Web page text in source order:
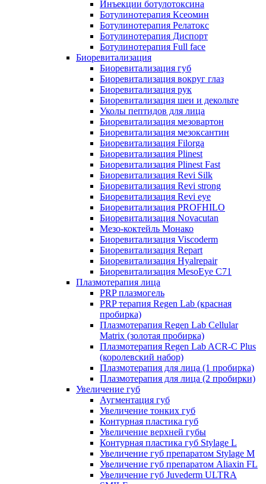
Инъекции ботулотоксина
Ботулинотерапия Ксеомин
Ботулинотерапия Релатокс
Ботулинотерапия Диспорт
Ботулинотерапия Full face
Биоревитализация
Биоревитализация губ
Биоревитализация вокруг глаз
Биоревитализация рук
Биоревитализация шеи и декольте
Уколы пептидов для лица
Биоревитализация мезовартон
Биоревитализация мезоксантин
Биоревитализация Filorga
Биоревитализация Plinest
Биоревитализация Plinest Fast
Биоревитализация Revi Silk
Биоревитализация Revi strong
Биоревитализация Revi eye
Биоревитализация PROFHILO
Биоревитализация Novacutan
Мезо-коктейль Монако
Биоревитализация Viscoderm
Биоревитализация Repart
Биоревитализация Hyalrepair
Биоревитализация MesoEye C71
Плазмотерапия лица
PRP плазмогель
PRP терапия Regen Lab (красная
пробирка)
Плазмотерапия Regen Lab Cellular
Matrix (золотая пробирка)
Плазмотерапия Regen Lab ACR-C Plus
(королевский набор)
Плазмотерапия для лица (1 пробирка)
Плазмотерапия для лица (2 пробирки)
Увеличение губ
Аугментация губ
Увеличение тонких губ
Контурная пластика губ
Увеличение верхней губы
Контурная пластика губ Stylage L
Увеличение губ препаратом Stylage M
Увеличение губ препаратом Aliaxin FL
Увеличение губ Juvederm ULTRA